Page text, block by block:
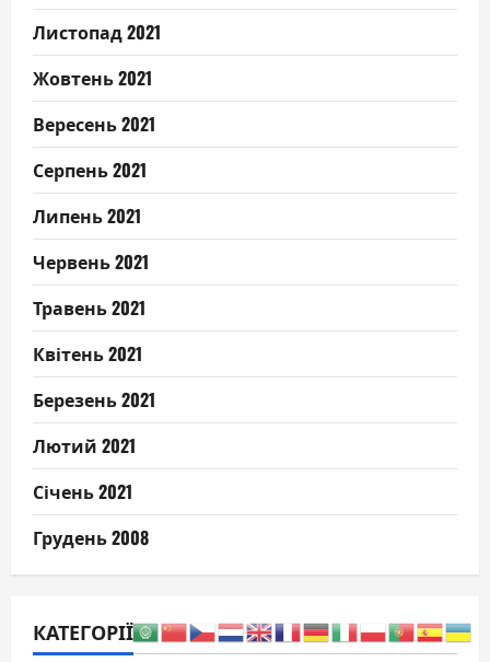
Листопад 2021
Жовтень 2021
Вересень 2021
Серпень 2021
Липень 2021
Червень 2021
Травень 2021
Квітень 2021
Березень 2021
Лютий 2021
Січень 2021
Грудень 2008
КАТЕГОРІЇ